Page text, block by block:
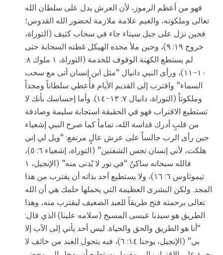
فهو من أعظم الرموز، لأن العرش يدل على سلطان الله
تعالى وملكوته، والغيم علامة ملازمة لحضور الله القدوس؛
فحين نزل على جبل سيناء جاء في سحاب كثيف (التوراة،
خروج ١٩: ٩)، وحين ملأ مجده الهيكل غطته السحابة حتى
لم يستطع الكهنة الوقوف للخدمة (التوراة، ١ ملوك ٨:
١٠-١١)، ورأى النبي دانيال “مثل ابن إنسان أتى مع سحب
السماء” واقترب إلى القديم الأيام فأُعطي سلطاناً ومجداً
وملكوتاً (التوراة، دانيال ٧: ١٣-١٤). وأما إحساسك بأنك لا
تستطيع الاقتراب فهو في الحقيقة استجابة سليمة وصادقة
من قلبٍ أدرك قداسة الله، تماماً كما صرخ النبي إشعياء
حين رأى الرب جالساً على عرش عالٍ مرتفع: “ويل لي إني
هلكت، لأني إنسان نجس الشفتين” (التوراة، إشعياء ٦: ٥)،
فالله سبحانه ساكنٌ “في نور لا يُدنى منه” (الإنجيل، ١
تيموثاوس ٦: ١٦)، ولا يستطيع أحد بذاته أن يقترب من هذا
المجد. ولكن البشرى العظيمة التي يحملها حلمك هي أن الله
تعالى برحمته فتح طريقاً للعبد الضعيف ليقترب منه، وهذا
الطريق هو سيدنا عيسى المسيح (سلامه علينا) الذي قال:
“أنا هو الطريق والحق والحياة. ليس أحد يأتي إلى الآب إلا
بي” (الإنجيل، يوحنا ١٤: ٦)، فبه يتحول العبد من خائف لا